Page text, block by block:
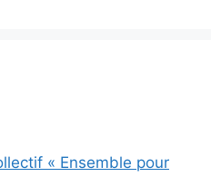
« Ensemble pour